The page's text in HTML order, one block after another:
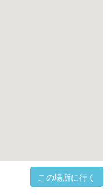
この場所に行く